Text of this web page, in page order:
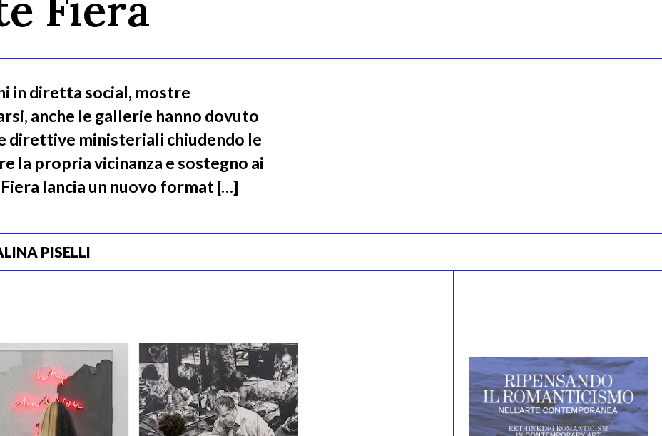
in diretta social, mostre
anche le gallerie hanno dovuto
direttive ministeriali chiudendo le
la propria vicinanza e sostegno ai
lancia un nuovo format […]
PISELLI